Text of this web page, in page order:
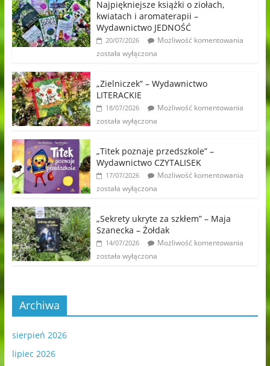
Najpiękniejsze książki o ziołach,
kwiatach i aromaterapii –
Wydawnictwo JEDNOŚĆ
20/07/2026
Możliwość komentowania
została wyłączona
„Zielniczek” – Wydawnictwo
LITERACKIE
18/07/2026
Możliwość komentowania
została wyłączona
„Titek poznaje przedszkole” –
Wydawnictwo CZYTALISEK
17/07/2026
Możliwość komentowania
została wyłączona
„Sekrety ukryte za szkłem” – Maja
Szanecka – Żołdak
14/07/2026
Możliwość komentowania
została wyłączona
Archiwa
sierpień 2026
lipiec 2026